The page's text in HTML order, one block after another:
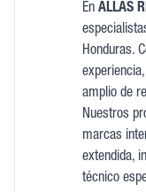
En ALLAS
Honduras.
amplio de
Nuestros
marcas
extendida,
técnico